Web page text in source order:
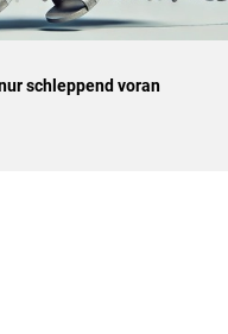
schleppend voran